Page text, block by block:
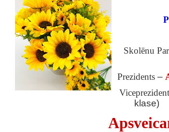
Skolēnu
Prezidents–
klase)